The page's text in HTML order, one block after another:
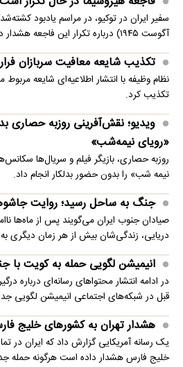
آگوست ۱۹۴۵) درباره تکرار این فاجعه هشدار داد.
تکذیب شایعه معافیت سربازان
نظام وظیفه با انتشار اطلاعیه‌ای شایعه مربوط
تکذیب کرد.
ویدیو؛ نقش‌آفرینی روزبه حصاری
«رویای نیمه‌شب»
روزبه حصاری، بازیگر فیلم و سریال‌ها
نیمه شب» را بدون حضور بدلکار انجام داد.
جنگ به ساحل رسید؛ روایت
صیادان جنوب ایران می‌گویند پس از ماه‌ها
دریایی، زندگی‌شان بیش از هر زمان دیگری
انیمیشن لگویی حمله به کویت با
در ادامه انتشار محتواهای رسانه‌ای درباره
قبل در شبکه‌های اجتماعی انیمیشن لگویی
هشدار تهران به کشورهای خلیج
یک رسانه آمریکایی گزارش داد که ایران در
خلیج فارس هشدار داده است هرگونه حمله